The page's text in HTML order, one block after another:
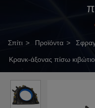
Σπίτι > Προϊόντα >
Κρανκ-άξονας πίσω